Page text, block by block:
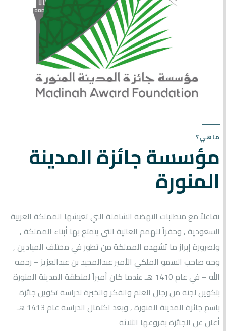
ماهي؟
مؤسسة جائزة المدينة
المنورة
تفاعلاً مع متطلبات النهضة الشاملة التي تعيشها المملكة العربية
السعودية , وحفزاً للهمم العالية التي يتمتع بها أبناء المملكة ,
ولضرورة إبراز ما تشهده المملكة من تطور في مختلف الميادين ,
وجه صاحب السمو الملكي الأمير عبدالمجيد بن عبدالعزيز – رحمه
الله – في عام 1410 هـ عندما كان أميراً لمنطقة المدينة المنورة
بتكوين لجنة من رجال العلم والفكر والخبرة لدراسة تكوين جائزة
باسم جائزة المدينة المنورة , وبعد اكتمال الدراسة عام 1413 هـ
أعلن عن الجائزة بفروعها الثلاثة